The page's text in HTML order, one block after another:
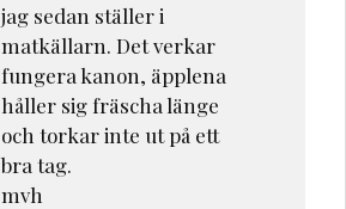
jag sedan ställer i
matkällarn. Det verkar
fungera kanon, äpplena
håller sig fräscha länge
och torkar inte ut på ett
bra tag.
mvh